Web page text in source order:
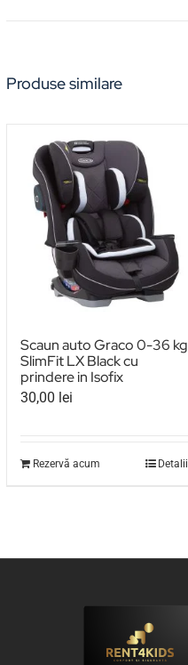
Produse similare
Scaun auto Graco 0-36 kg
SlimFit LX Black cu
prindere in Isofix
30,00 lei
Rezervă acum Detalii